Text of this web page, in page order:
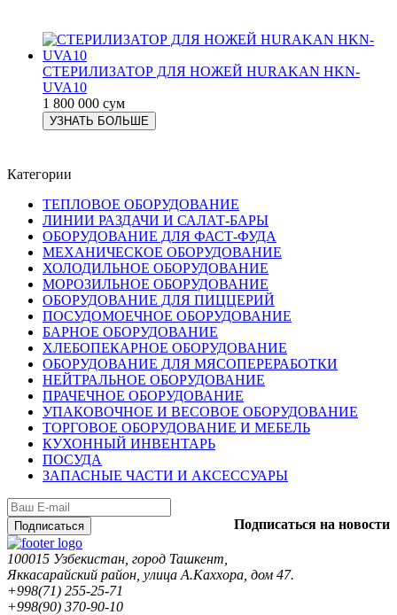
СТЕРИЛИЗАТОР ДЛЯ НОЖЕЙ HURAKAN HKN-
UVA10
1 800 000 сум
УЗНАТЬ БОЛЬШЕ
Категории
ТЕПЛОВОЕ ОБОРУДОВАНИЕ
ЛИНИИ РАЗДАЧИ И САЛАТ-БАРЫ
ОБОРУДОВАНИЕ ДЛЯ ФАСТ-ФУДА
МЕХАНИЧЕСКОЕ ОБОРУДОВАНИЕ
ХОЛОДИЛЬНОЕ ОБОРУДОВАНИЕ
МОРОЗИЛЬНОЕ ОБОРУДОВАНИЕ
ОБОРУДОВАНИЕ ДЛЯ ПИЦЦЕРИЙ
ПОСУДОМОЕЧНОЕ ОБОРУДОВАНИЕ
БАРНОЕ ОБОРУДОВАНИЕ
ХЛЕБОПЕКАРНОЕ ОБОРУДОВАНИЕ
ОБОРУДОВАНИЕ ДЛЯ МЯСОПЕРЕРАБОТКИ
НЕЙТРАЛЬНОЕ ОБОРУДОВАНИЕ
ПРАЧЕЧНОЕ ОБОРУДОВАНИЕ
УПАКОВОЧНОЕ И ВЕСОВОЕ ОБОРУДОВАНИЕ
ТОРГОВОЕ ОБОРУДОВАНИЕ И МЕБЕЛЬ
КУХОННЫЙ ИНВЕНТАРЬ
ПОСУДА
ЗАПАСНЫЕ ЧАСТИ И АКСЕССУАРЫ
Подписаться на новости
Подписаться
100015 Узбекистан, город Ташкент,
Яккасарайский район, улица А.Каххора, дом 47.
+998(71) 255-25-71
+998(90) 370-90-10